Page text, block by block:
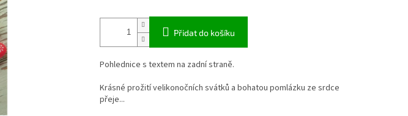
Přidat do košíku
Pohlednice s textem na zadní straně.
Krásné prožití velikonočních svátků a bohatou pomlázku ze srdce
přeje...